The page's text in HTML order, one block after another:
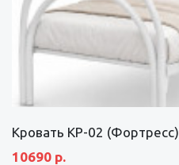
Кровать КР-02 (Фортресс)
10690 р.